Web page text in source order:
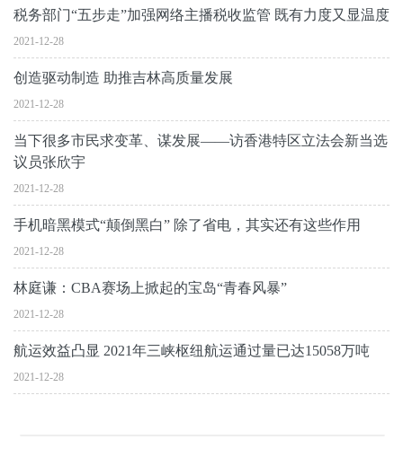
税务部门“五步走”加强网络主播税收监管 既有力度又显温度
2021-12-28
创造驱动制造 助推吉林高质量发展
2021-12-28
当下很多市民求变革、谋发展——访香港特区立法会新当选
议员张欣宇
2021-12-28
手机暗黑模式“颠倒黑白” 除了省电，其实还有这些作用
2021-12-28
林庭谦：CBA赛场上掀起的宝岛“青春风暴”
2021-12-28
航运效益凸显 2021年三峡枢纽航运通过量已达15058万吨
2021-12-28